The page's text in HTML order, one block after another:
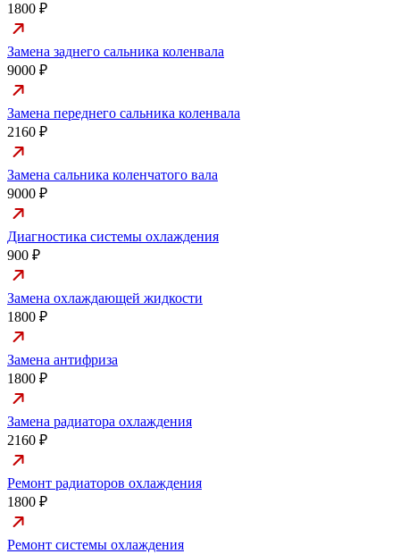
1800 ₽
Замена заднего сальника коленвала
9000 ₽
Замена переднего сальника коленвала
2160 ₽
Замена сальника коленчатого вала
9000 ₽
Диагностика системы охлаждения
900 ₽
Замена охлаждающей жидкости
1800 ₽
Замена антифриза
1800 ₽
Замена радиатора охлаждения
2160 ₽
Ремонт радиаторов охлаждения
1800 ₽
Ремонт системы охлаждения